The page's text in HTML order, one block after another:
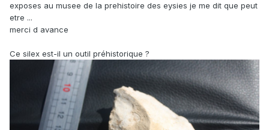
exposes au musee de la prehistoire des eysies je me dit que peut
etre ...
merci d avance
Ce silex est-il un outil préhistorique ?